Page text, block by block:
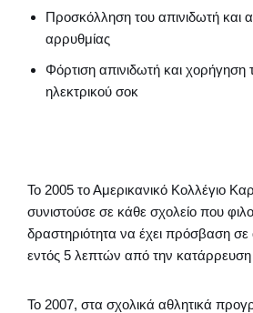
Προσκόλληση του απινιδωτή και
αρρυθμίας
Φόρτιση απινιδωτή και
ηλεκτρικού σοκ
Το 2005 το Αμερικανικό Κολλέγιο
συνιστούσε σε κάθε σχολείο που
δραστηριότητα να έχει πρόσβαση σε
εντός 5 λεπτών από την κατάρρευση
Το 2007, στα σχολικά αθλητικά